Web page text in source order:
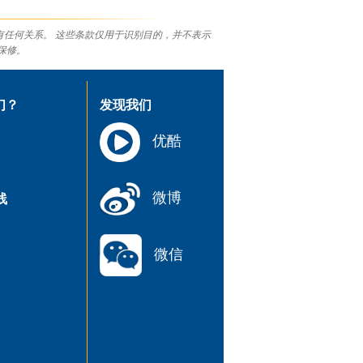
何关系。 这些条款仅用于识别目的，并不表示
。
？ 发现我们
优酷
微博
微信